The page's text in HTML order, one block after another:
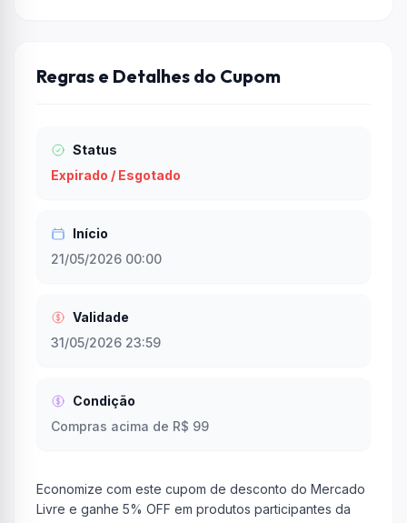
Regras e Detalhes do Cupom
Status
Expirado / Esgotado
Início
21/05/2026 00:00
Validade
31/05/2026 23:59
Condição
Compras acima de R$ 99
Economize com este cupom de desconto do Mercado
Livre e ganhe 5% OFF em produtos participantes da